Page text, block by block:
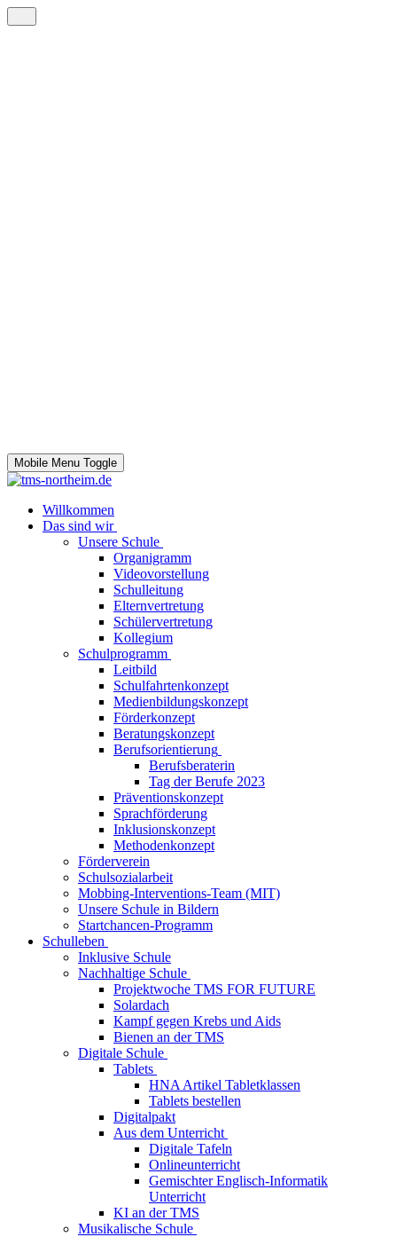
Mobile Menu Toggle
Willkommen
Das sind wir
Unsere Schule
Organigramm
Videovorstellung
Schulleitung
Elternvertretung
Schülervertretung
Kollegium
Schulprogramm
Leitbild
Schulfahrtenkonzept
Medienbildungskonzept
Förderkonzept
Beratungskonzept
Berufsorientierung
Berufsberaterin
Tag der Berufe 2023
Präventionskonzept
Sprachförderung
Inklusionskonzept
Methodenkonzept
Förderverein
Schulsozialarbeit
Mobbing-Interventions-Team (MIT)
Unsere Schule in Bildern
Startchancen-Programm
Schulleben
Inklusive Schule
Nachhaltige Schule
Projektwoche TMS FOR FUTURE
Solardach
Kampf gegen Krebs und Aids
Bienen an der TMS
Digitale Schule
Tablets
HNA Artikel Tabletklassen
Tablets bestellen
Digitalpakt
Aus dem Unterricht
Digitale Tafeln
Onlineunterricht
Gemischter Englisch-Informatik
Unterricht
KI an der TMS
Musikalische Schule